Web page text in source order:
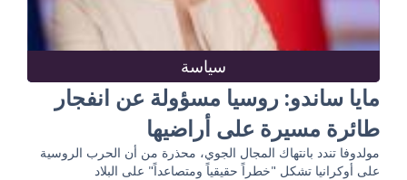
سياسة
مايا ساندو: روسيا مسؤولة عن انفجار
طائرة مسيرة على أراضيها
مولدوفا تندد بانتهاك المجال الجوي، محذرة من أن الحرب الروسية
على أوكرانيا تشكل "خطراً حقيقياً ومتصاعداً" على البلاد